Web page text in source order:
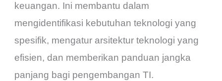
keuangan. Ini membantu dalam
mengidentifikasi kebutuhan teknologi yang
spesifik, mengatur arsitektur teknologi yang
efisien, dan memberikan panduan jangka
panjang bagi pengembangan TI.